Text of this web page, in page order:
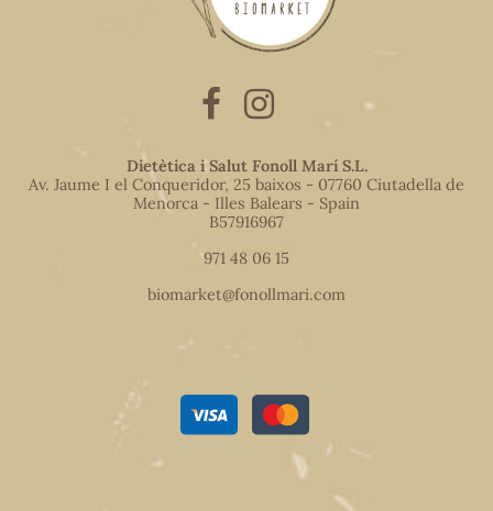
Dietètica i Salut Fonoll Marí S.L.
Av. Jaume I el Conqueridor, 25 baixos - 07760 Ciutadella de
Menorca - Illes Balears - Spain
B57916967
971 48 06 15
biomarket@fonollmari.com